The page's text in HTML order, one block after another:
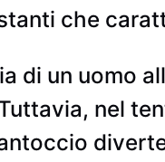
che
di un uomo
nel